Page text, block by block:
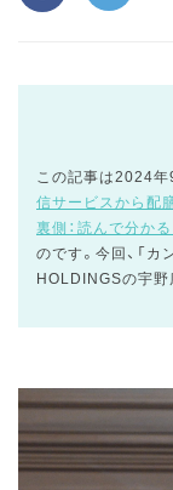
この記事は2024年
信サービスから配
裏側：読んで分かる
のです。今回、「
HOLDINGSの宇野